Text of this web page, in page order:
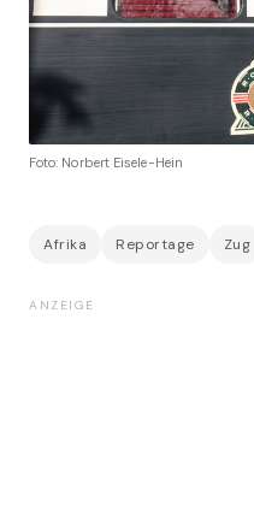
Foto: Norbert Eisele-Hein
Afrika Reportage Zug
ANZEIGE